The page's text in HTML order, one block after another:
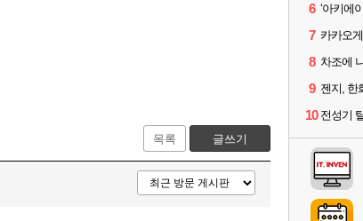
목록 글쓰기
6
7
8
9 젠지, 한
10